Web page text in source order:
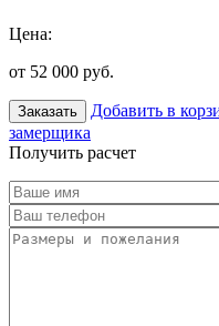
Цена:
от 52 000 руб.
Заказать Добавить в
замерщика
Получить расчет